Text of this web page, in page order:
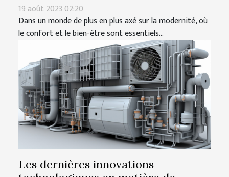
19 août 2023 02:20
Dans un monde de plus en plus axé sur la modernité, où
le confort et le bien-être sont essentiels...
Les dernières innovations